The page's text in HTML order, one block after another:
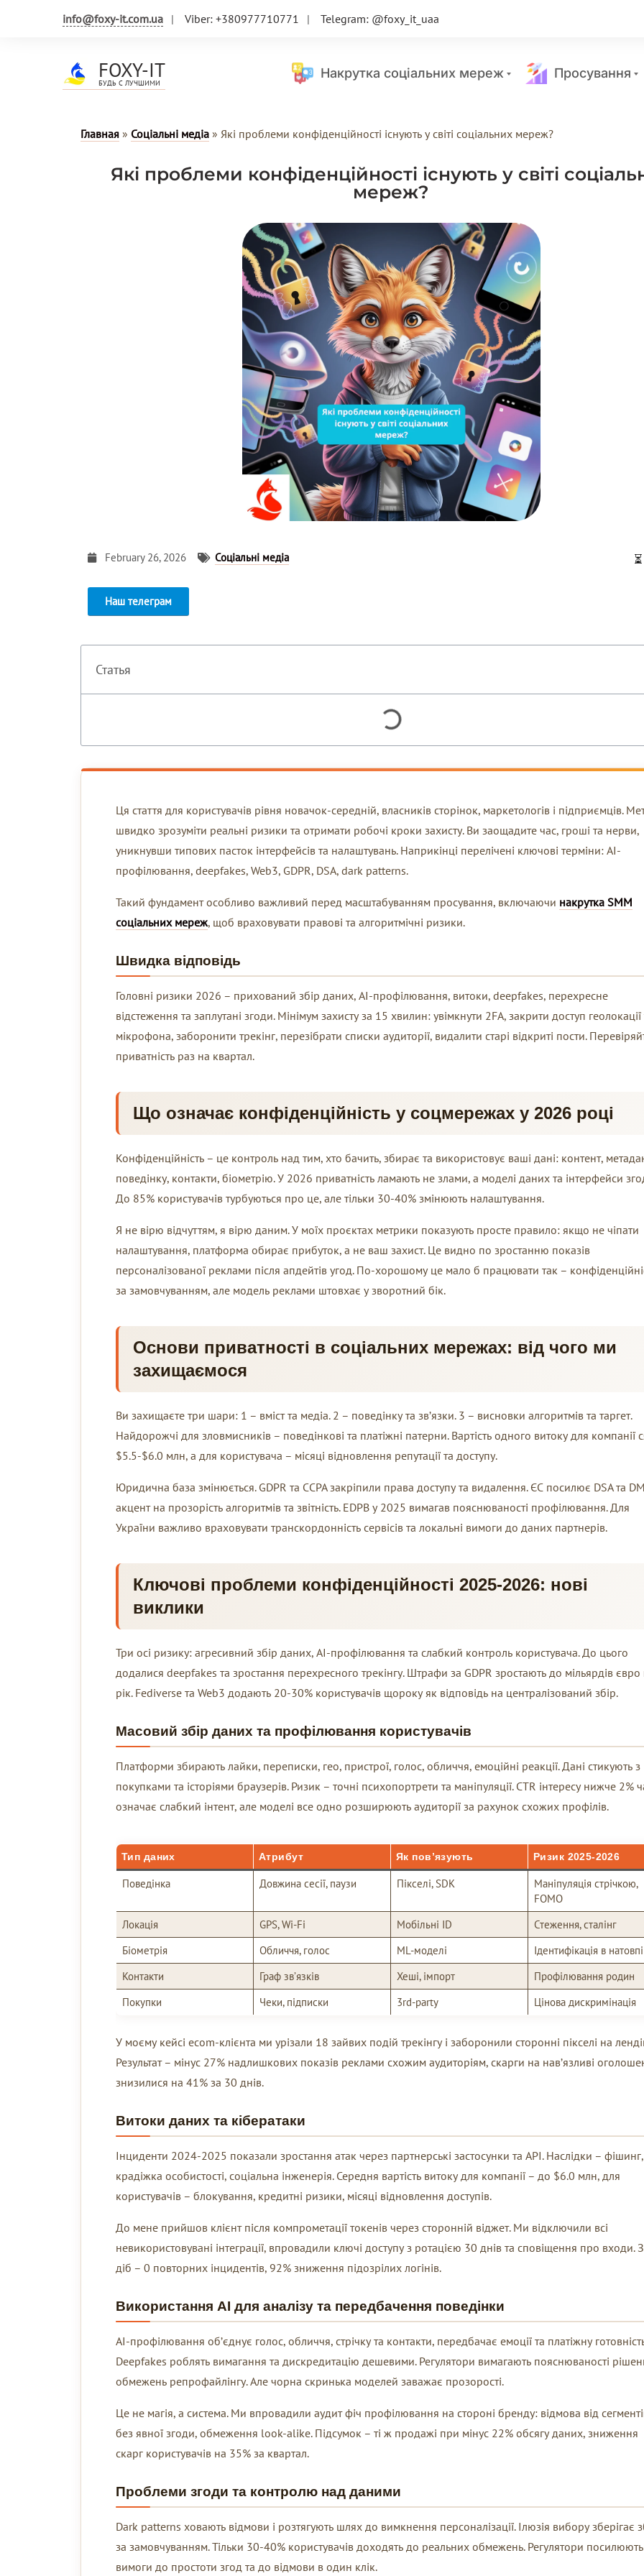
info@foxy-it.com.ua Viber: +380977710771 Telegram: @foxy_it_uaa
FOXY-IT
БУДЬ С ЛУЧШИМИ
Накрутка соціальних мереж Просування
Главная » Соціальні медіа » Які проблеми конфіденційності існують у світі соціальних мереж?
Які проблеми конфіденційності існують у світі
мереж?
February 26, 2026 Соціальні медіа
Наш телеграм
⏳
Статья
Ця стаття для користувачів рівня новачок-середній, власників сторінок, маркетологів і підприємців.
швидко зрозуміти реальні ризики та отримати робочі кроки захисту. Ви заощадите час, гроші та нерви,
уникнувши типових пасток інтерфейсів та налаштувань. Наприкінці перелічені ключові терміни: AI-
профілювання, deepfakes, Web3, GDPR, DSA, dark patterns.
Такий фундамент особливо важливий перед масштабуванням просування, включаючи накрутка SMM
соціальних мереж, щоб враховувати правові та алгоритмічні ризики.
Швидка відповідь
Головні ризики 2026 – прихований збір даних, AI-профілювання, витоки, deepfakes, перехресне
відстеження та заплутані згоди. Мінімум захисту за 15 хвилин: увімкнути 2FA, закрити доступ геолокації
мікрофона, заборонити трекінг, перезібрати списки аудиторії, видалити старі відкриті пости.
приватність раз на квартал.
Що означає конфіденційність у соцмережах у 2026 році
Конфіденційність – це контроль над тим, хто бачить, збирає та використовує ваші дані: контент,
поведінку, контакти, біометрію. У 2026 приватність ламають не злами, а моделі даних та інтерфейси
До 85% користувачів турбуються про це, але тільки 30-40% змінюють налаштування.
Я не вірю відчуттям, я вірю даним. У моїх проєктах метрики показують просте правило: якщо не чіпати
налаштування, платформа обирає прибуток, а не ваш захист. Це видно по зростанню показів
персоналізованої реклами після апдейтів угод. По-хорошому це мало б працювати так –
за замовчуванням, але модель реклами штовхає у зворотний бік.
Основи приватності в соціальних мережах: від чого ми
захищаємося
Ви захищаєте три шари: 1 – вміст та медіа. 2 – поведінку та зв’язки. 3 – висновки алгоритмів та таргет.
Найдорожчі для зловмисників – поведінкові та платіжні патерни. Вартість одного витоку для компанії
$5.5-$6.0 млн, а для користувача – місяці відновлення репутації та доступу.
Юридична база змінюється. GDPR та CCPA закріпили права доступу та видалення. ЄС посилює DSA та
акцент на прозорість алгоритмів та звітність. EDPB у 2025 вимагав пояснюваності профілювання. Для
України важливо враховувати транскордонність сервісів та локальні вимоги до даних партнерів.
Ключові проблеми конфіденційності 2025-2026: нові
виклики
Три осі ризику: агресивний збір даних, AI-профілювання та слабкий контроль користувача. До цього
додалися deepfakes та зростання перехресного трекінгу. Штрафи за GDPR зростають до мільярдів євро
рік. Fediverse та Web3 додають 20-30% користувачів щороку як відповідь на централізований збір.
Масовий збір даних та профілювання користувачів
Платформи збирають лайки, переписки, гео, пристрої, голос, обличчя, емоційні реакції. Дані стикують з
покупками та історіями браузерів. Ризик – точні психопортрети та маніпуляції. CTR інтересу нижче 2%
означає слабкий інтент, але моделі все одно розширюють аудиторії за рахунок схожих профілів.
Тип даних Атрибут Як пов’язують Ризик 2025-2026
Поведінка Довжина сесії, паузи Пікселі, SDK
Маніпуляція стрічкою,
FOMO
Локація
GPS, Wi-Fi Мобільні ID
Стеження, сталінг
Біометрія
Обличчя, голос ML-моделі
Ідентифікація в натовпі
Контакти
Граф зв’язків Хеші, імпорт
Профілювання родин
Покупки
Чеки, підписки 3rd-party Цінова дискримінація
У моєму кейсі ecom-клієнта ми урізали 18 зайвих подій трекінгу і заборонили сторонні пікселі на
Результат – мінус 27% надлишкових показів реклами схожим аудиторіям, скарги на нав’язливі
знизилися на 41% за 30 днів.
Витоки даних та кібератаки
Інциденти 2024-2025 показали зростання атак через партнерські застосунки та API. Наслідки – фішинг,
крадіжка особистості, соціальна інженерія. Середня вартість витоку для компанії – до $6.0 млн, для
користувачів – блокування, кредитні ризики, місяці відновлення доступів.
До мене прийшов клієнт після компрометації токенів через сторонній віджет. Ми відключили всі
невикористовувані інтеграції, впровадили ключі доступу з ротацією 30 днів та сповіщення про входи.
діб – 0 повторних інцидентів, 92% зниження підозрілих логінів.
Використання AI для аналізу та передбачення поведінки
AI-профілювання об’єднує голос, обличчя, стрічку та контакти, передбачає емоції та платіжну
Deepfakes роблять вимагання та дискредитацію дешевими. Регулятори вимагають пояснюваності
обмежень репрофайлінгу. Але чорна скринька моделей заважає прозорості.
Це не магія, а система. Ми впровадили аудит фіч профілювання на стороні бренду: відмова від
без явної згоди, обмеження look-alike. Підсумок – ті ж продажі при мінус 22% обсягу даних, зниження
скарг користувачів на 35% за квартал.
Проблеми згоди та контролю над даними
Dark patterns ховають відмови і розтягують шлях до вимкнення персоналізації. Ілюзія вибору зберігає
за замовчуванням. Тільки 30-40% користувачів доходять до реальних обмежень. Регулятори посилюють
вимоги до простоти згод та до відмови в один клік.